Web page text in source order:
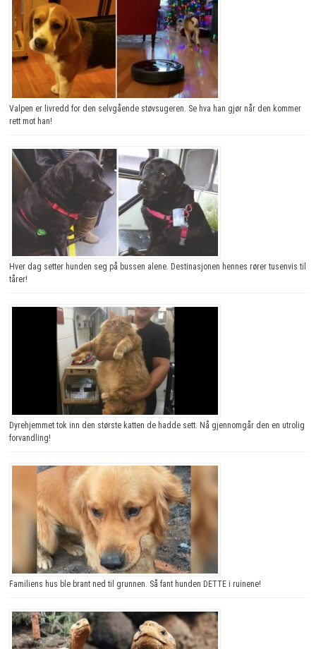
Valpen er livredd for den selvgående støvsugeren. Se hva han gjør når den kommer
rett mot han!
Hver dag setter hunden seg på bussen alene. Destinasjonen hennes rører tusenvis til
tårer!
Dyrehjemmet tok inn den største katten de hadde sett. Nå gjennomgår den en utrolig
forvandling!
Familiens hus ble brant ned til grunnen. Så fant hunden DETTE i ruinene!